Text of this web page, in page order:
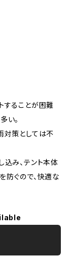
することが困難
い。
対策としては不
込み、テント本体
防ぐので、快適な